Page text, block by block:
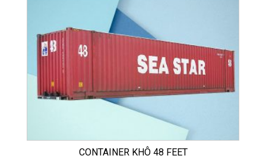
CONTAINER KHÔ 48 FEET